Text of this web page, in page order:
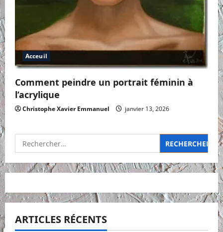
Acceuil
Comment peindre un portrait féminin à
l’acrylique
Christophe Xavier Emmanuel janvier 13, 2026
Rechercher :
ARTICLES RÉCENTS